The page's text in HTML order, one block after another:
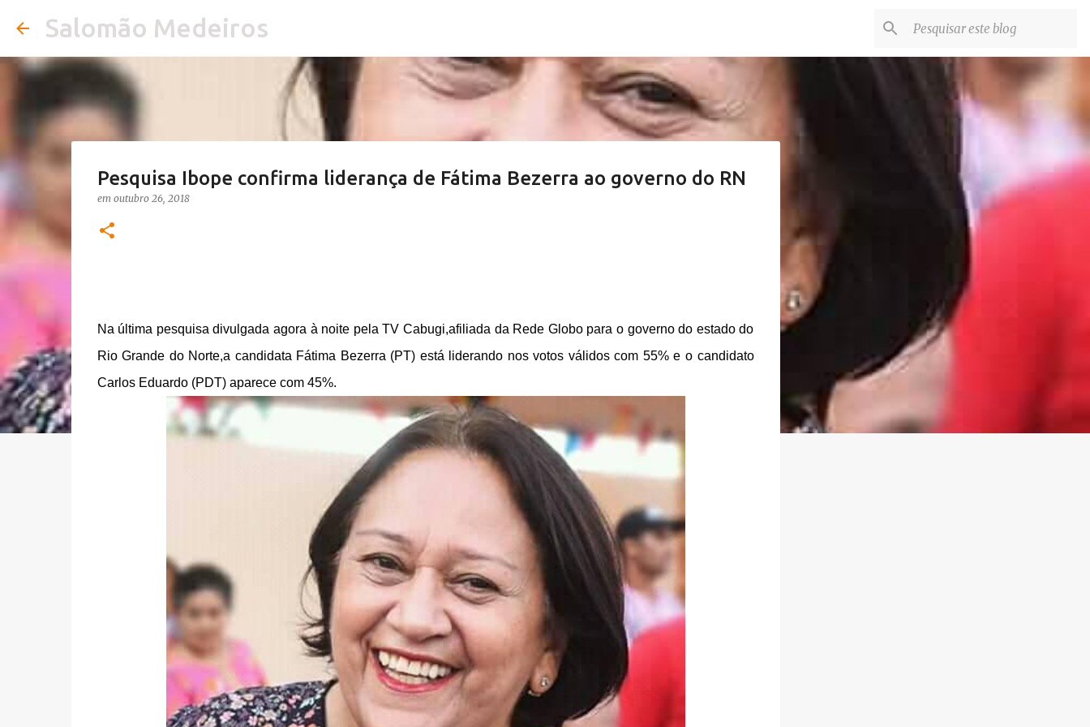
Salomão Medeiros
Pesquisa Ibope confirma liderança de Fátima Bezerra ao governo do RN
em outubro 26, 2018
Na última pesquisa divulgada agora à noite pela TV Cabugi,afiliada da Rede Globo para o governo do estado do
Rio Grande do Norte,a candidata Fátima Bezerra (PT) está liderando nos votos válidos com 55% e o candidato
Carlos Eduardo (PDT) aparece com 45%.